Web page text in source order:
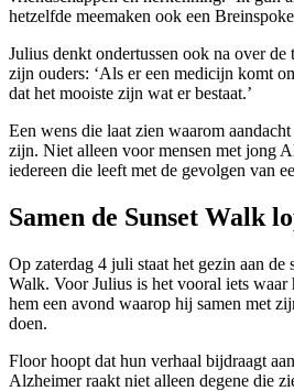
hetzelfde meemaken ook een
Julius denkt ondertussen ook na over
zijn ouders: ‘Als er een medicijn komt
dat het mooiste zijn wat er bestaat.’
Een wens die laat zien waarom
zijn. Niet alleen voor mensen met jong
iedereen die leeft met de gevolgen van
Samen de Sunset Walk
Op zaterdag 4 juli staat het gezin aan de
Walk. Voor Julius is het vooral iets
hem een avond waarop hij samen met
doen.
Floor hoopt dat hun verhaal bijdraagt
Alzheimer raakt niet alleen degene die